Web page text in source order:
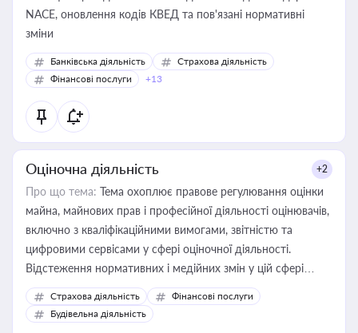
NACE, оновлення кодів КВЕД та пов'язані нормативні
зміни
Банківська діяльність
Страхова діяльність
Фінансові послуги
+13
Оціночна діяльність +2
Про що тема: Тема охоплює правове регулювання оцінки
майна, майнових прав і професійної діяльності оцінювачів,
включно з кваліфікаційними вимогами, звітністю та
цифровими сервісами у сфері оціночної діяльності.
Відстеження нормативних і медійних змін у цій сфері
корисне для власника бізнесу, керівника, юриста або
бухгалтера під час оподаткування, приватизації, оренди
державного майна, корпоративних угод і перевірки
Страхова діяльність
Фінансові послуги
Будівельна діяльність